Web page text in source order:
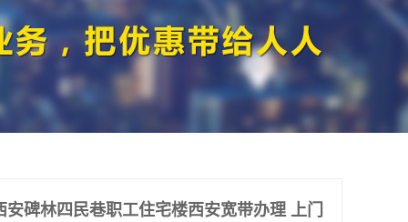
碑林四民巷职工住宅楼西安宽带办理 上门